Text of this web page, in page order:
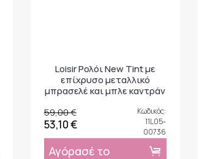
Loisir Ρολόι New Tint με
επίχρυσο μεταλλικό
μπρασελέ και μπλε καντράν
59,00 €
53,10 €
Κωδικός:
11L05-
00736
Αγόρασέ το